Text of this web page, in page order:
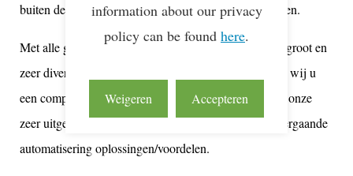
buiten deze landen verzorgen wij allerhande transporten.
Met alle gedreven en klantgerichte medewerkers, een groot en
zeer divers wagenpark én moderne huisvesting bieden wij u
een compleet en gevarieerd dienstenpakket aan. Door onze
zeer uitgebreide IT bieden wij onze opdrachtgevers vergaande
automatisering oplossingen/voordelen.
information about our privacy
policy can be found here.
Weigeren Accepteren